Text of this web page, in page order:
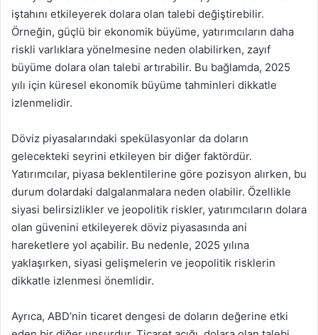
iştahını etkileyerek dolara olan talebi değiştirebilir.
Örneğin, güçlü bir ekonomik büyüme, yatırımcıların daha
riskli varlıklara yönelmesine neden olabilirken, zayıf
büyüme dolara olan talebi artırabilir. Bu bağlamda, 2025
yılı için küresel ekonomik büyüme tahminleri dikkatle
izlenmelidir.
Döviz piyasalarındaki spekülasyonlar da doların
gelecekteki seyrini etkileyen bir diğer faktördür.
Yatırımcılar, piyasa beklentilerine göre pozisyon alırken, bu
durum dolardaki dalgalanmalara neden olabilir. Özellikle
siyasi belirsizlikler ve jeopolitik riskler, yatırımcıların dolara
olan güvenini etkileyerek döviz piyasasında ani
hareketlere yol açabilir. Bu nedenle, 2025 yılına
yaklaşırken, siyasi gelişmelerin ve jeopolitik risklerin
dikkatle izlenmesi önemlidir.
Ayrıca, ABD’nin ticaret dengesi de doların değerine etki